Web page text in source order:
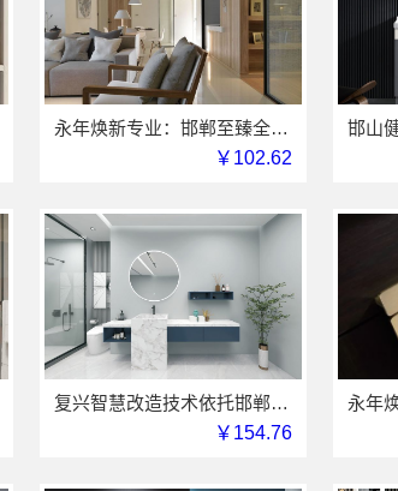
永年焕新专业：邯郸至臻全宅新材料有限公司解决装修痛点
￥102.62
复兴智慧改造技术依托邯郸至臻全宅新材料有限公司
￥154.76